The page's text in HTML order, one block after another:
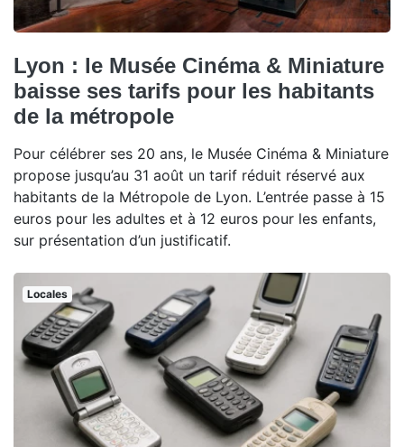
Lyon : le Musée Cinéma & Miniature
baisse ses tarifs pour les habitants
de la métropole
Pour célébrer ses 20 ans, le Musée Cinéma & Miniature
propose jusqu’au 31 août un tarif réduit réservé aux
habitants de la Métropole de Lyon. L’entrée passe à 15
euros pour les adultes et à 12 euros pour les enfants,
sur présentation d’un justificatif.
Locales